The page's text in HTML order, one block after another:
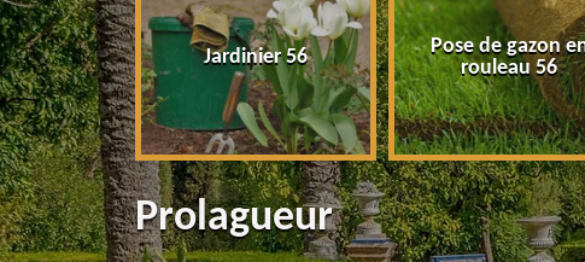
56 Jardinier 56
Pose de gazon
rouleau 56
Prolagueur